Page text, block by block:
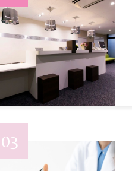
03